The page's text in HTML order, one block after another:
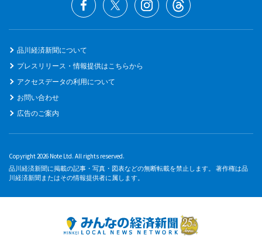
品川経済新聞について
プレスリリース・情報提供はこちらから
アクセスデータの利用について
お問い合わせ
広告のご案内
Copyright 2026 Note Ltd. All rights reserved.
品川経済新聞に掲載の記事・写真・図表などの無断転載を禁止します。 著作権は品
川経済新聞またはその情報提供者に属します。